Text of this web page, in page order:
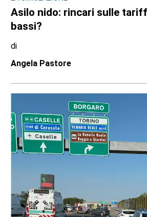
Asilo nido: rincari sulle
bassi?
di
Angela Pastore